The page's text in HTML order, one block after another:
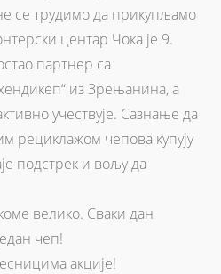
се трудимо да прикупљамо
центар Чока је 9.
партнер са
из Зрењанина, а
учествује. Сазнање да
рециклажом чепова купују
подстрек и вољу да
велико. Сваки дан
чеп!
акције!